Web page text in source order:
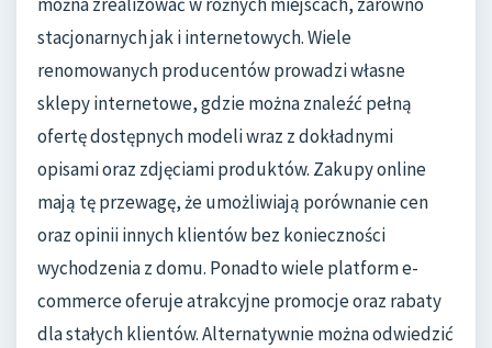
stacjonarnych jak i internetowych. Wiele
renomowanych producentów prowadzi własne
sklepy internetowe, gdzie można znaleźć pełną
ofertę dostępnych modeli wraz z dokładnymi
opisami oraz zdjęciami produktów. Zakupy online
mają tę przewagę, że umożliwiają porównanie cen
oraz opinii innych klientów bez konieczności
wychodzenia z domu. Ponadto wiele platform e-
commerce oferuje atrakcyjne promocje oraz rabaty
dla stałych klientów. Alternatywnie można odwiedzić